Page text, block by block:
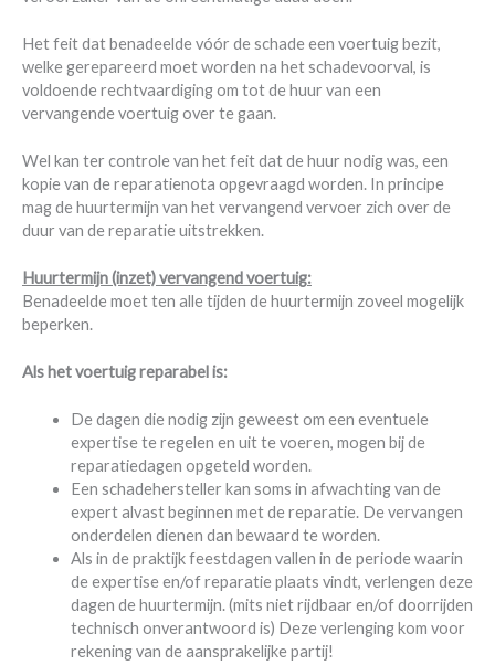
Het feit dat benadeelde vóór de schade een voertuig bezit,
welke gerepareerd moet worden na het schadevoorval, is
voldoende rechtvaardiging om tot de huur van een
vervangende voertuig over te gaan.
Wel kan ter controle van het feit dat de huur nodig was, een
kopie van de reparatienota opgevraagd worden. In principe
mag de huurtermijn van het vervangend vervoer zich over de
duur van de reparatie uitstrekken.
Huurtermijn (inzet) vervangend voertuig:
Benadeelde moet ten alle tijden de huurtermijn zoveel mogelijk
beperken.
Als het voertuig reparabel is:
De dagen die nodig zijn geweest om een eventuele
expertise te regelen en uit te voeren, mogen bij de
reparatiedagen opgeteld worden.
Een schadehersteller kan soms in afwachting van de
expert alvast beginnen met de reparatie. De vervangen
onderdelen dienen dan bewaard te worden.
Als in de praktijk feestdagen vallen in de periode waarin
de expertise en/of reparatie plaats vindt, verlengen deze
dagen de huurtermijn. (mits niet rijdbaar en/of doorrijden
technisch onverantwoord is) Deze verlenging kom voor
rekening van de aansprakelijke partij!